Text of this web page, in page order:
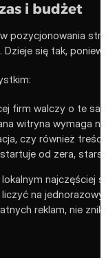
i budżet
pozycjonowania
się tak,
firm walczy o te
witryna wymaga
czy również
od zera,
najczęściej
na
reklam, nie